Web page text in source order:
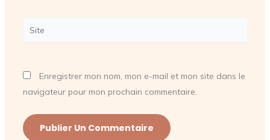
Site
Enregistrer mon nom, mon e-mail et mon site dans le
navigateur pour mon prochain commentaire.